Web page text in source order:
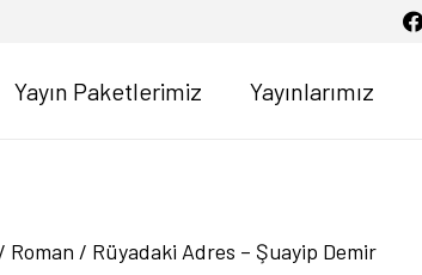
Yayın Paketlerimiz Yayınlarımız
/ Roman / Rüyadaki Adres – Şuayip Demir